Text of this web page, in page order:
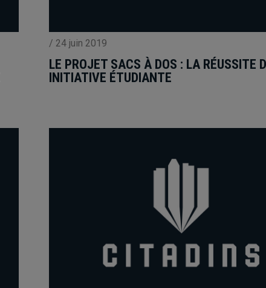
/ 24 juin 2019
LE PROJET SACS À DOS : LA RÉUSSITE
INITIATIVE ÉTUDIANTE